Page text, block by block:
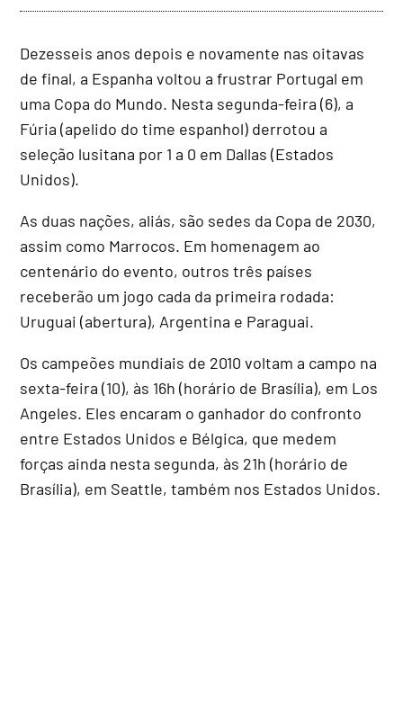
Dezesseis anos depois e novamente nas oitavas
de final, a Espanha voltou a frustrar Portugal em
uma Copa do Mundo. Nesta segunda-feira (6), a
Fúria (apelido do time espanhol) derrotou a
seleção lusitana por 1 a 0 em Dallas (Estados
Unidos).
As duas nações, aliás, são sedes da Copa de 2030,
assim como Marrocos. Em homenagem ao
centenário do evento, outros três países
receberão um jogo cada da primeira rodada:
Uruguai (abertura), Argentina e Paraguai.
Os campeões mundiais de 2010 voltam a campo na
sexta-feira (10), às 16h (horário de Brasília), em Los
Angeles. Eles encaram o ganhador do confronto
entre Estados Unidos e Bélgica, que medem
forças ainda nesta segunda, às 21h (horário de
Brasília), em Seattle, também nos Estados Unidos.